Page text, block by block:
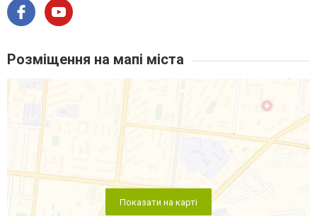
Розміщення на мапі міста
Показати на карті